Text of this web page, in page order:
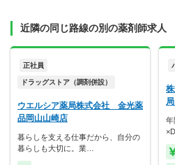
近隣の同じ路線の別の薬剤師求人
正社員
ドラッグストア（調剤併設）
ウエルシア薬局株式会社 金光薬
品岡山山崎店
暮らしを支える仕事だから、自分の
暮らしも大切に。業…
年